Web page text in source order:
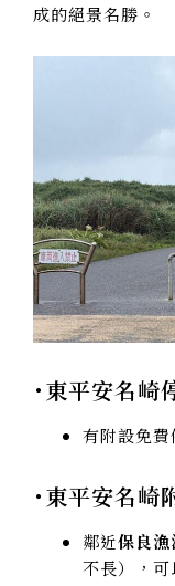
成的絕景名勝。
･東平安名崎
有附設免費
･東平安名崎
鄰近保良漁
不長），可